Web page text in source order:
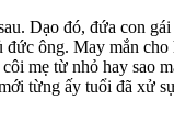
Dạo đó, đứa con
ông. May mắn cho
mẹ từ nhỏ hay sao
từng ấy tuổi đã xử